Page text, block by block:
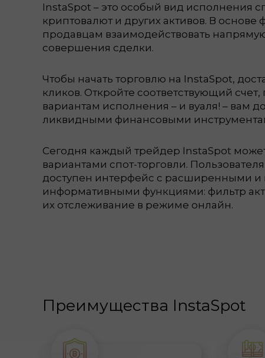
InstaSpot – это особый вид исполнения
криптовалют и других активов. В
продавцам взаимодействовать
совершения сделки.
Чтобы начать торговлю на InstaSpot,
кликов. Откройте соответствующий
вариантам исполнения – и вуаля! – вам
ликвидными финансовыми
Сегодня каждый трейдер InstaSpot
вариантами спот-торговли.
доступен интерфейс с расширенными и
информативными функциями: фильтр
их отслеживание в режиме онлайн.
Преимущества InstaSpot